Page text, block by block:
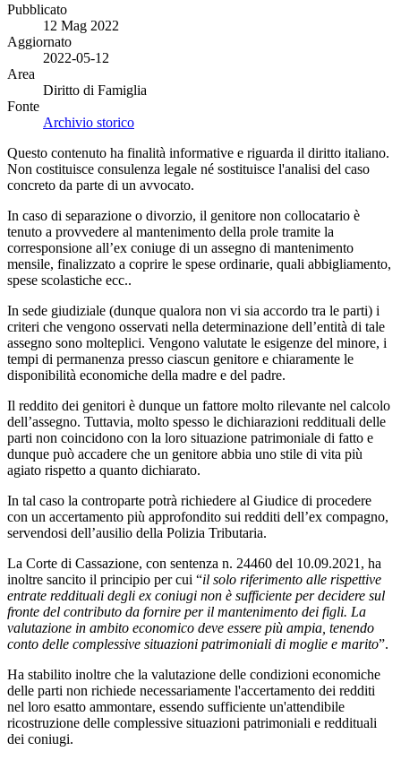
Pubblicato
12 Mag 2022
Aggiornato
2022-05-12
Area
Diritto di Famiglia
Fonte
Archivio storico
Questo contenuto ha finalità informative e riguarda il diritto italiano.
Non costituisce consulenza legale né sostituisce l'analisi del caso
concreto da parte di un avvocato.
In caso di separazione o divorzio, il genitore non collocatario è
tenuto a provvedere al mantenimento della prole tramite la
corresponsione all’ex coniuge di un assegno di mantenimento
mensile, finalizzato a coprire le spese ordinarie, quali abbigliamento,
spese scolastiche ecc..
In sede giudiziale (dunque qualora non vi sia accordo tra le parti) i
criteri che vengono osservati nella determinazione dell’entità di tale
assegno sono molteplici. Vengono valutate le esigenze del minore, i
tempi di permanenza presso ciascun genitore e chiaramente le
disponibilità economiche della madre e del padre.
Il reddito dei genitori è dunque un fattore molto rilevante nel calcolo
dell’assegno. Tuttavia, molto spesso le dichiarazioni reddituali delle
parti non coincidono con la loro situazione patrimoniale di fatto e
dunque può accadere che un genitore abbia uno stile di vita più
agiato rispetto a quanto dichiarato.
In tal caso la controparte potrà richiedere al Giudice di procedere
con un accertamento più approfondito sui redditi dell’ex compagno,
servendosi dell’ausilio della Polizia Tributaria.
La Corte di Cassazione, con sentenza n. 24460 del 10.09.2021, ha
inoltre sancito il principio per cui “il solo riferimento alle rispettive
entrate reddituali degli ex coniugi non è sufficiente per decidere sul
fronte del contributo da fornire per il mantenimento dei figli. La
valutazione in ambito economico deve essere più ampia, tenendo
conto delle complessive situazioni patrimoniali di moglie e marito”.
Ha stabilito inoltre che la valutazione delle condizioni economiche
delle parti non richiede necessariamente l'accertamento dei redditi
nel loro esatto ammontare, essendo sufficiente un'attendibile
ricostruzione delle complessive situazioni patrimoniali e reddituali
dei coniugi.